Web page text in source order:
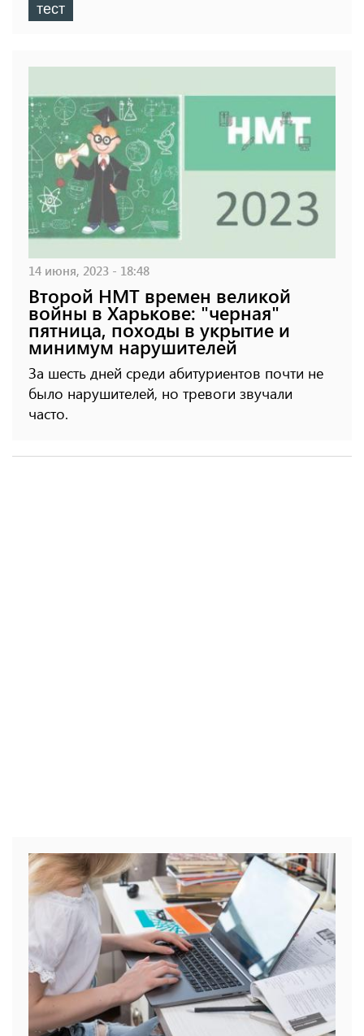
тест
14 июня, 2023 - 18:48
Второй НМТ времен великой
войны в Харькове: "черная"
пятница, походы в укрытие и
минимум нарушителей
За шесть дней среди абитуриентов почти не
было нарушителей, но тревоги звучали
часто.